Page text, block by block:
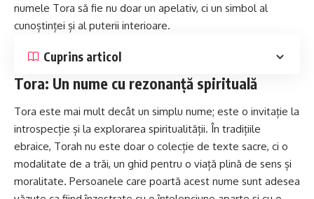
numele Tora să fie nu doar un apelativ, ci un simbol al
cunoștinței și al puterii interioare.
Cuprins articol
Tora: Un nume cu rezonanță spirituală
Tora este mai mult decât un simplu nume; este o invitație la
introspecție și la explorarea spiritualității. În tradițiile
ebraice, Torah nu este doar o colecție de texte sacre, ci o
modalitate de a trăi, un ghid pentru o viață plină de sens și
moralitate. Persoanele care poartă acest nume sunt adesea